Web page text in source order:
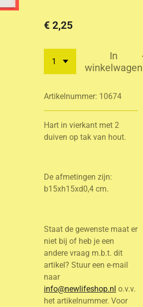
€ 2,25
In
winkelwagen
Artikelnummer: 10674
Hart in vierkant met 2
duiven op tak van hout.
De afmetingen zijn:
b15xh15xd0,4 cm.
Staat de gewenste maat er
niet bij of heb je een
andere vraag m.b.t. dit
artikel? Stuur een e-mail
naar
info@newlifeshop.nl o.v.v.
het artikelnummer. Voor